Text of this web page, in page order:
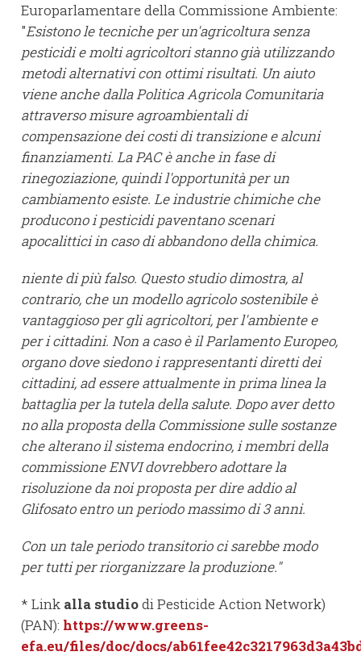
Europarlamentare della Commissione Ambiente:
"Esistono le tecniche per un'agricoltura senza
pesticidi e molti agricoltori stanno già utilizzando
metodi alternativi con ottimi risultati. Un aiuto
viene anche dalla Politica Agricola Comunitaria
attraverso misure agroambientali di
compensazione dei costi di transizione e alcuni
finanziamenti. La PAC è anche in fase di
rinegoziazione, quindi l'opportunità per un
cambiamento esiste. Le industrie chimiche che
producono i pesticidi paventano scenari
apocalittici in caso di abbandono della chimica.
niente di più falso. Questo studio dimostra, al
contrario, che un modello agricolo sostenibile è
vantaggioso per gli agricoltori, per l'ambiente e
per i cittadini. Non a caso è ilParlamento Europeo,
organo dove siedono i rappresentanti diretti dei
cittadini, ad essere attualmente in prima linea la
battaglia per la tutela della salute. Dopo aver detto
no alla proposta della Commissione sulle sostanze
che alterano il sistema endocrino, i membri della
commissione ENVI dovrebbero adottare la
risoluzione da noi proposta per dire addio al
Glifosato entro un periodo massimo di 3 anni.
Con un tale periodo transitorio ci sarebbe modo
per tutti per riorganizzare la produzione."
* Link alla studiodi Pesticide Action Network)
(PAN): https://www.greens-
efa.eu/files/doc/docs/